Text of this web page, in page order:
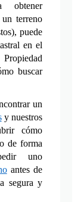
obtener
terreno
puede
en el
buscar
un
y nuestros
cómo
de forma
uno
antes de
segura y